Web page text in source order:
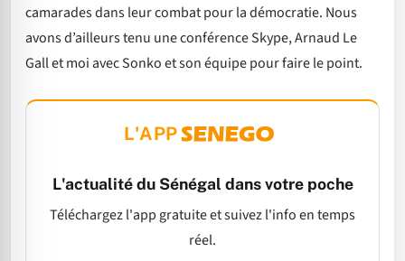
camarades dans leur combat pour la démocratie. Nous
avons d’ailleurs tenu une conférence Skype, Arnaud Le
Gall et moi avec Sonko et son équipe pour faire le point.
L'APP
L'actualité du Sénégal dans votre poche
Téléchargez l'app gratuite et suivez l'info en temps
réel.